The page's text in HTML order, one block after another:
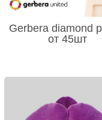
Gerbera diamond
от 45шт